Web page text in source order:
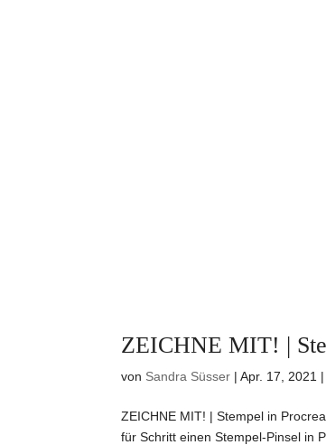
ZEICHNE MIT! |
von Sandra Süsser |Apr. 17, 2021 |
ZEICHNE MIT! | Stempel in
für Schritt einen Stempel-Pinsel in